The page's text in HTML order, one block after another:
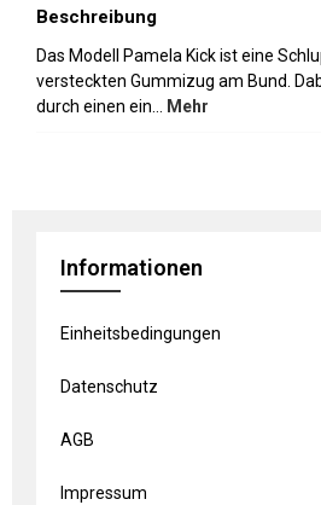
Beschreibung
Das Modell Pamela Kick ist eine
versteckten Gummizug am Bund.
durch einen ein… Mehr
Informationen
Einheitsbedingungen
Datenschutz
AGB
Impressum